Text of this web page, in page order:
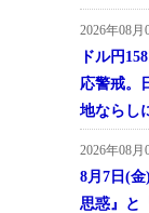
2026年08
ドル円
応警戒。
地ならし
2026年08
8月7日(
思惑』と